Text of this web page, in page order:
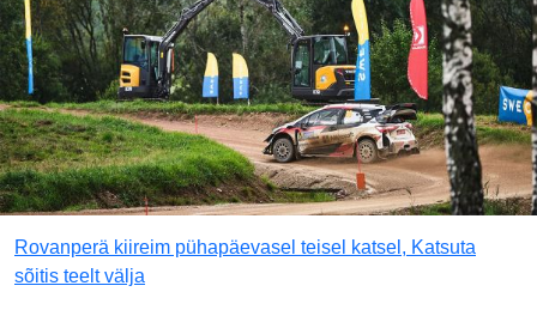
Rovanperä kiireim pühapäevasel teisel katsel, Katsuta
sõitis teelt välja